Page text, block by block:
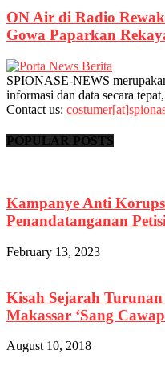
ON Air di Radio
Gowa Paparkan
SPIONASE-NEWS
informasi dan data secara
Contact us:
POPULAR POSTS
Kampanye Anti
Penandatanganan
February 13, 2023
Kisah Sejarah
Makassar ‘Sang
August 10, 2018